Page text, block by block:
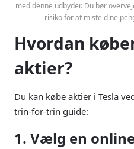
med denne udbyder. Du bør
risiko for at miste dine
Hvordan
aktier?
Du kan købe aktier i Tesla
trin-for-trin guide:
1. Vælg en